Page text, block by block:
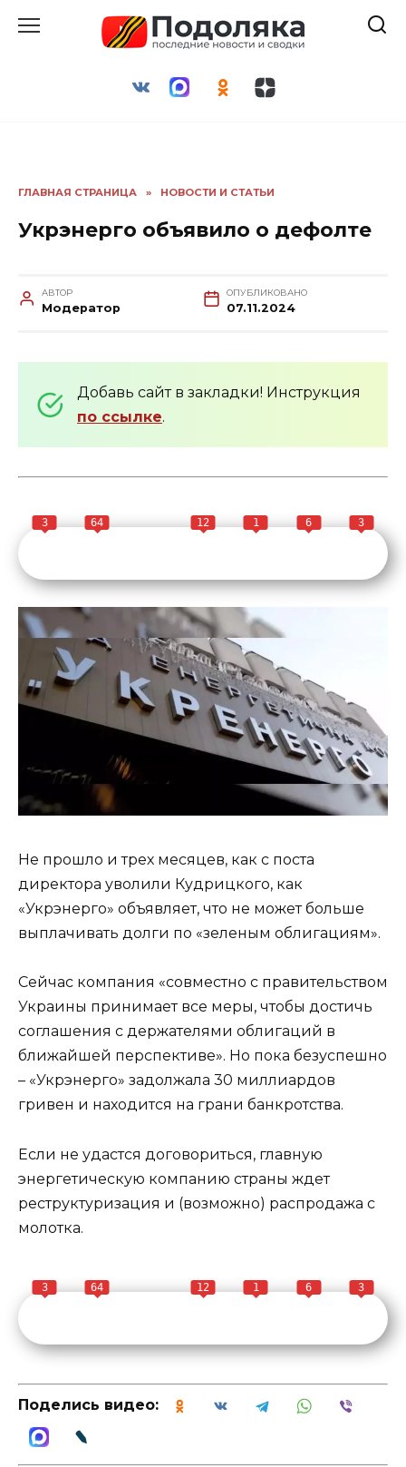
ГЛАВНАЯ СТРАНИЦА » НОВОСТИ И СТАТЬИ
Укрэнерго объявило о дефолте
АВТОР
Модератор
ОПУБЛИКОВАНО
07.11.2024
Добавь сайт в закладки! Инструкция
по ссылке.
3 64 12 1 6 3
Не прошло и трех месяцев, как с поста
директора уволили Кудрицкого, как
«Укрэнерго» объявляет, что не может больше
выплачивать долги по «зеленым облигациям».
Сейчас компания «совместно с правительством
Украины принимает все меры, чтобы достичь
соглашения с держателями облигаций в
ближайшей перспективе». Но пока безуспешно
– «Укрэнерго» задолжала 30 миллиардов
гривен и находится на грани банкротства.
Если не удастся договориться, главную
энергетическую компанию страны ждет
реструктуризация и (возможно) распродажа с
молотка.
3 64 12 1 6 3
Поделись видео: